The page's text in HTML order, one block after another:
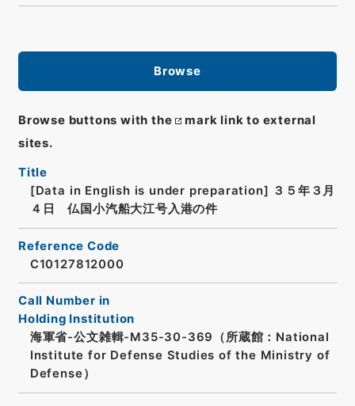
Browse
Browse buttons with the
mark link to external
sites.
Title
[Data in English is under preparation]
３５年３月
４日 仏国小汽船大江号入港の件
Reference Code
C10127812000
Call Number in
Holding Institution
海軍省-公文雑輯-M35-30-369（所蔵館：National
Institute for Defense Studies of the Ministry of
Defense）